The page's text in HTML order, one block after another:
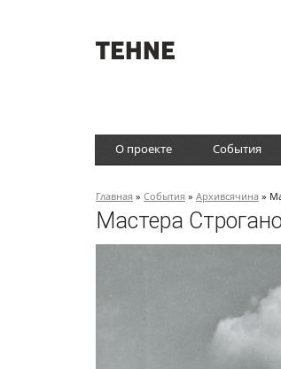
О проекте События
Главная » События » Архивсячина »
Мастера